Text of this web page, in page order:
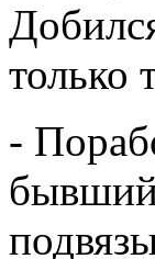
только
-